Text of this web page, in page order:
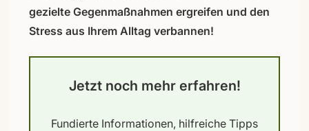
gezielte Gegenmaßnahmen ergreifen und den
Stress aus Ihrem Alltag verbannen!
Jetzt noch mehr erfahren!
Fundierte Informationen, hilfreiche Tipps